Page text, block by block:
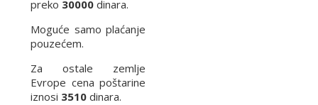
preko 30000 dinara.
Moguće samo plaćanje
pouzećem.
Za ostale zemlje
Evrope cena poštarine
iznosi 3510 dinara.